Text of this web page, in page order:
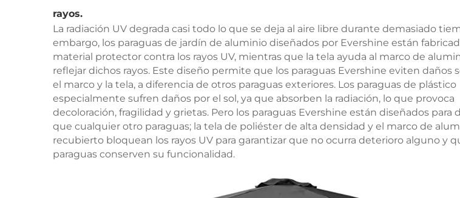
rayos.
La radiación UV degrada casi todo lo que se deja al aire libre durante demasiado
embargo, los paraguas de jardín de aluminio diseñados por Evershine están
material protector contra los rayos UV, mientras que la tela ayuda al marco de
reflejar dichos rayos. Este diseño permite que los paraguas Evershine eviten daños
el marco y la tela, a diferencia de otros paraguas exteriores. Los paraguas de plástico
especialmente sufren daños por el sol, ya que absorben la radiación, lo que provoca
decoloración, fragilidad y grietas. Pero los paraguas Evershine están diseñados para
que cualquier otro paraguas; la tela de poliéster de alta densidad y el marco de
recubierto bloquean los rayos UV para garantizar que no ocurra deterioro alguno y
paraguas conserven su funcionalidad.